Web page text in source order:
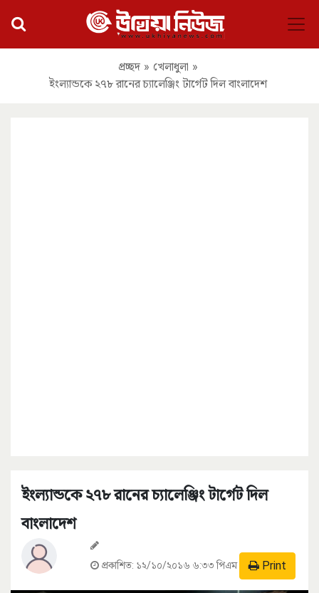
প্রচ্ছদ » খেলাধুলা »
ইংল্যান্ডকে ২৭৮ রানের চ্যালেঞ্জিং টার্গেট দিল বাংলাদেশ
ইংল্যান্ডকে ২৭৮ রানের চ্যালেঞ্জিং টার্গেট দিল
বাংলাদেশ
প্রকাশিত: ১২/১০/২০১৬ ৬:৩৩ পিএম Print